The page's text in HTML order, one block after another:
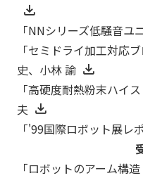
「NNシリーズ低騒音
「セミドライ加工対応
史、小林 諭
「高硬度耐熱粉末ハイ
夫
「'99国際ロボット展
「ロボットのアーム構